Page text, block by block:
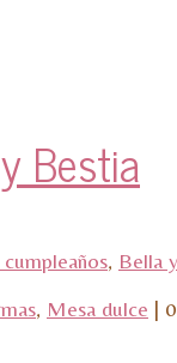
Bestia
, Bella
, Mesa dulce | 0